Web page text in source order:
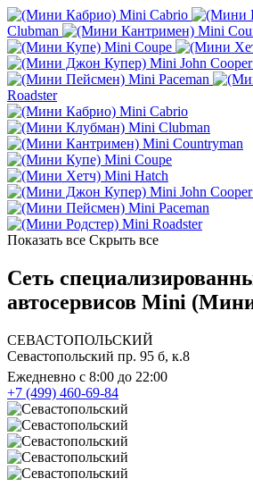
Mini Cabrio
Clubman
Mini
Mini Coupe
Mini John
Mini Paceman
Roadster
Mini Cabrio
Mini Clubman
Mini Countryman
Mini Coupe
Mini Hatch
Mini John
Mini Paceman
Mini Roadster
Показать все Скрыть все
Сеть
автосервисов Mini
СЕВАСТОПОЛЬСКИЙ
Севастопольский пр. 95 б, к.8
Ежедневно с 8:00 до 22:00
+7 (499) 460-69-84